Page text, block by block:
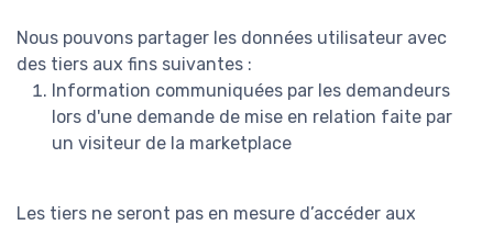
Nous pouvons partager les données utilisateur avec
des tiers aux fins suivantes :
Information communiquées par les demandeurs
lors d'une demande de mise en relation faite par
un visiteur de la marketplace
Les tiers ne seront pas en mesure d’accéder aux